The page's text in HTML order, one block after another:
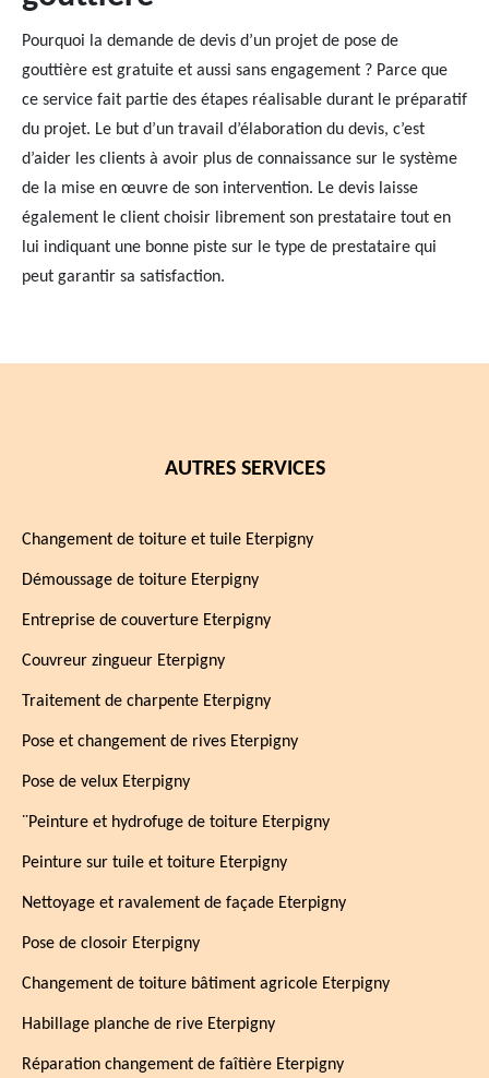
Pourquoi la demande de devis d’un projet de pose de
gouttière est gratuite et aussi sans engagement ? Parce que
ce service fait partie des étapes réalisable durant le préparatif
du projet. Le but d’un travail d’élaboration du devis, c’est
d’aider les clients à avoir plus de connaissance sur le système
de la mise en œuvre de son intervention. Le devis laisse
également le client choisir librement son prestataire tout en
lui indiquant une bonne piste sur le type de prestataire qui
peut garantir sa satisfaction.
AUTRES SERVICES
Changement de toiture et tuile Eterpigny
Démoussage de toiture Eterpigny
Entreprise de couverture Eterpigny
Couvreur zingueur Eterpigny
Traitement de charpente Eterpigny
Pose et changement de rives Eterpigny
Pose de velux Eterpigny
¨Peinture et hydrofuge de toiture Eterpigny
Peinture sur tuile et toiture Eterpigny
Nettoyage et ravalement de façade Eterpigny
Pose de closoir Eterpigny
Changement de toiture bâtiment agricole Eterpigny
Habillage planche de rive Eterpigny
Réparation changement de faîtière Eterpigny